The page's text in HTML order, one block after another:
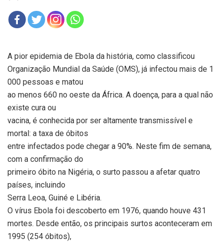
A pior epidemia de Ebola da história, como classificou
Organização Mundial da Saúde (OMS), já infectou mais de 1
000 pessoas e matou
ao menos 660 no oeste da África. A doença, para a qual não
existe cura ou
vacina, é conhecida por ser altamente transmissível e
mortal: a taxa de óbitos
entre infectados pode chegar a 90%. Neste fim de semana,
com a confirmação do
primeiro óbito na Nigéria, o surto passou a afetar quatro
países, incluindo
Serra Leoa, Guiné e Libéria.
O vírus Ebola foi descoberto em 1976, quando houve 431
mortes. Desde então, os principais surtos aconteceram em
1995 (254 óbitos),